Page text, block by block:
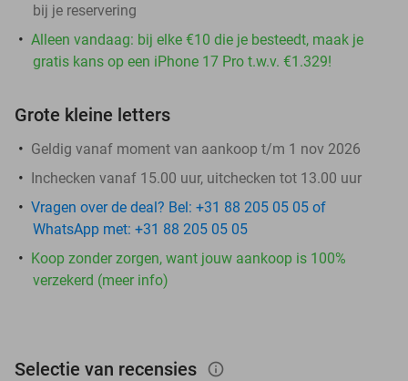
bij je reservering
Alleen vandaag: bij elke €10 die je besteedt, maak je
gratis kans op een iPhone 17 Pro t.w.v. €1.329!
Grote kleine letters
Geldig vanaf moment van aankoop t/m 1 nov 2026
Inchecken vanaf 15.00 uur, uitchecken tot 13.00 uur
Vragen over de deal? Bel: +31 88 205 05 05 of
WhatsApp met: +31 88 205 05 05
Koop zonder zorgen, want jouw aankoop is 100%
verzekerd (meer info)
Selectie van recensies info_outlined